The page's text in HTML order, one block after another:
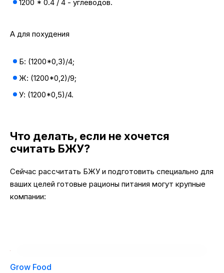
1200 * 0.4 / 4 - углеводов.
А для похудения
Б: (1200*0,3)/4;
Ж: (1200*0,2)/9;
У: (1200*0,5)/4.
Что делать, если не хочется
считать БЖУ?
Сейчас рассчитать БЖУ и подготовить специально для
ваших целей готовые рационы питания могут крупные
компании:
Grow Food